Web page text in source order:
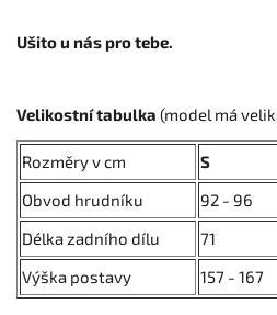
Ušito u nás pro tebe.
Velikostní tabulka (model má
Rozměry v cm S
Obvod hrudníku
92 - 96
Délka zadního dílu
71
Výška postavy
157 - 167